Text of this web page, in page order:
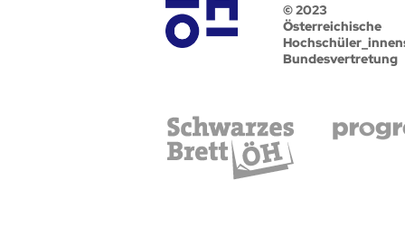
© 2023
Österreichische
Bundesvertretung